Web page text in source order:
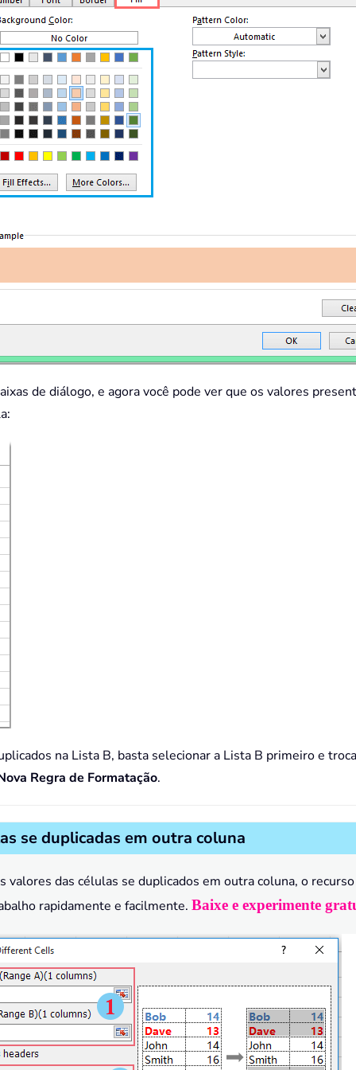
de diálogo, e agora você pode ver que os valores
na Lista B, basta selecionar a Lista B primeiro e
Regra de Formatação.
se duplicadas em outra coluna
valores das células se duplicados em outra coluna, o
rapidamente e facilmente. Baixe e experimente